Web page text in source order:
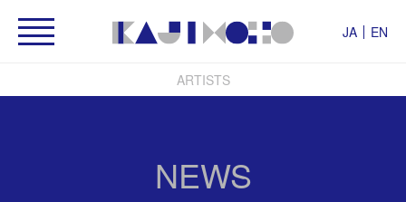
JA EN
ARTISTS
NEWS